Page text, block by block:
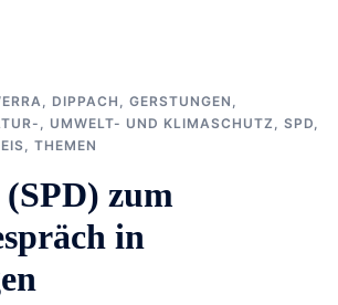
DIPPACH GERSTUNGEN
, UMWELT- UND KLIMASCHUTZ SPD
THEMEN
(SPD) zum
in